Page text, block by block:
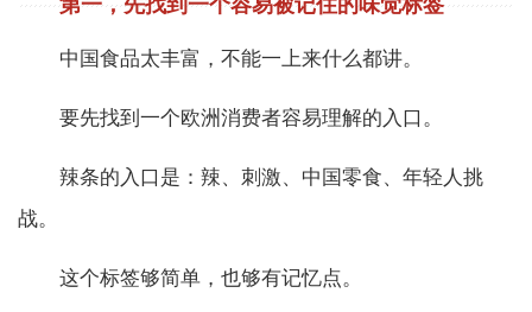
第一，先找到一个容易被记住的味觉标签
中国食品太丰富，不能一上来什么都讲。
要先找到一个欧洲消费者容易理解的入口。
辣条的入口是：辣、刺激、中国零食、年轻人挑
战。
这个标签够简单，也够有记忆点。